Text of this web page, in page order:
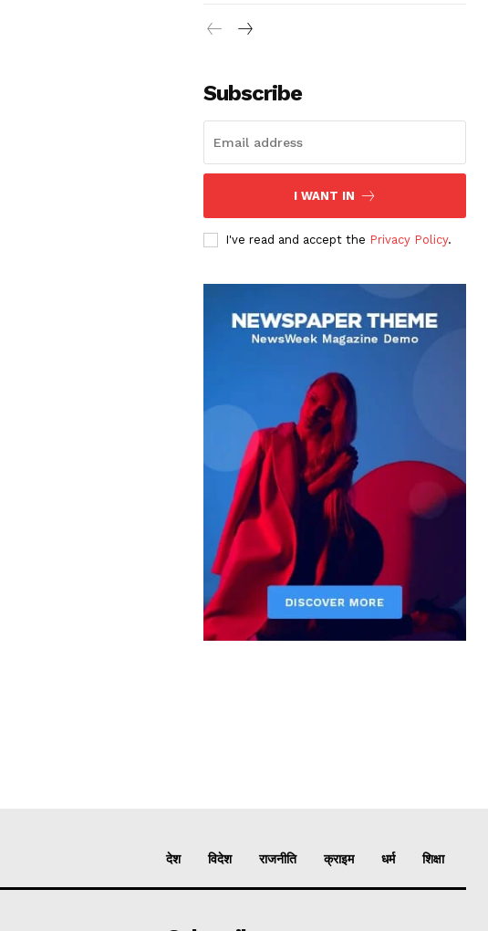
Subscribe
I WANT IN
I've read and accept the Privacy Policy.
देश विदेश राजनीति क्राइम धर्म शिक्षा